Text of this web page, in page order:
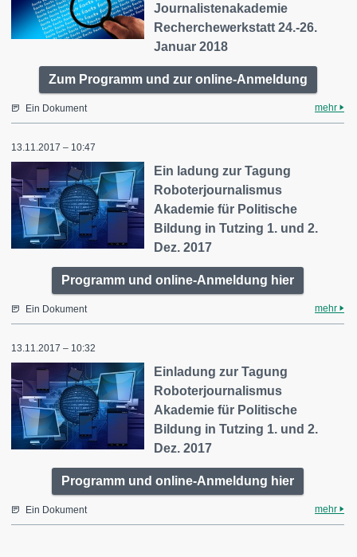
Journalistenakademie
Recherchewerkstatt 24.-26.
Januar 2018
Zum Programm und zur online-Anmeldung
Ein Dokument mehr
13.11.2017 – 10:47
Ein ladung zur Tagung
Roboterjournalismus
Akademie für Politische
Bildung in Tutzing 1. und 2.
Dez. 2017
Programm und online-Anmeldung hier
Ein Dokument mehr
13.11.2017 – 10:32
Einladung zur Tagung
Roboterjournalismus
Akademie für Politische
Bildung in Tutzing 1. und 2.
Dez. 2017
Programm und online-Anmeldung hier
Ein Dokument mehr